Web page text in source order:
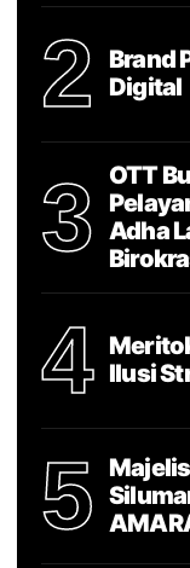
2
Brand
Digital
3
OTT
Adha
4
Ilusi
5